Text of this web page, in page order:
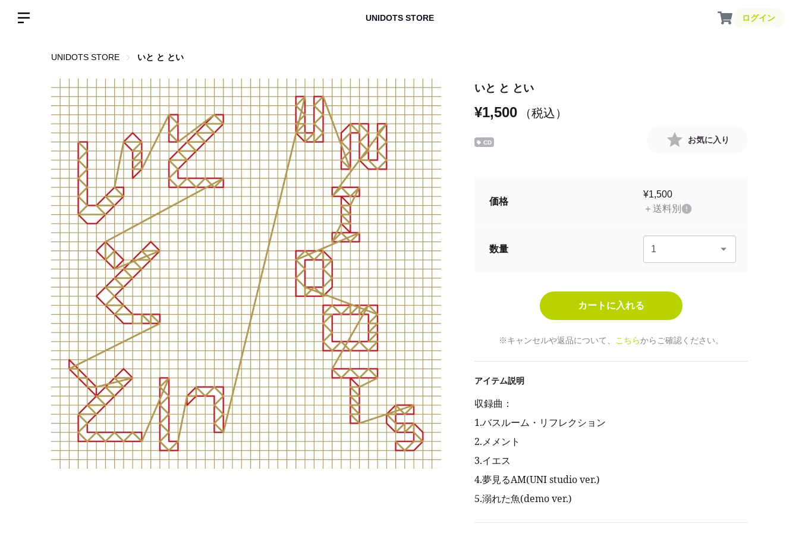
UNIDOTS STORE ログイン
UNIDOTS STORE いと と とい
いと と とい
¥1,500 （税込）
CD お気に入り
価格
¥1,500
＋送料別
数量
※キャンセルや返品について、 こちらからご確認ください。
アイテム説明
収録曲：
1.バスルーム・リフレクション
2.メメント
3.イエス
4.夢見るAM(UNI studio ver.)
5.溺れた魚(demo ver.)